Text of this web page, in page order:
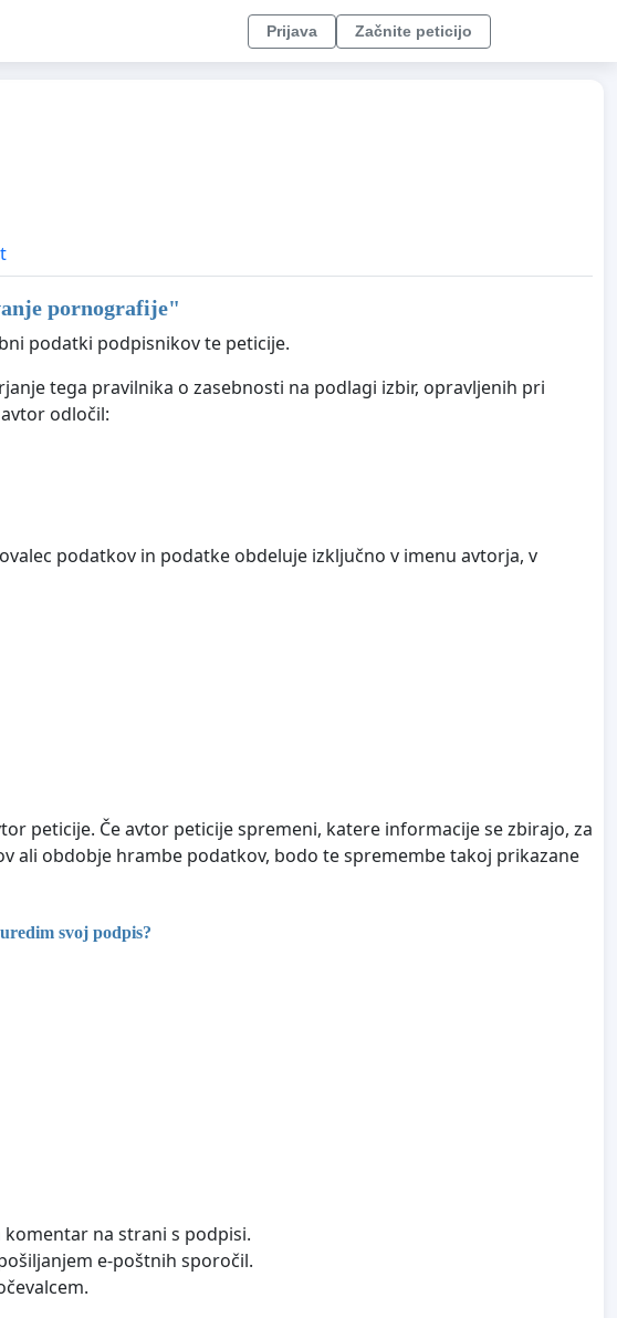
Prijava Začnite peticijo
pornografije"
podatki podpisnikov te peticije.
tega pravilnika o zasebnosti na podlagi izbir, opravljenih pri
odločil:
podatkov in podatke obdeluje izključno v imenu avtorja, v
peticije. Če avtor peticije spremeni, katere informacije se zbirajo, za
ali obdobje hrambe podatkov, bodo te spremembe takoj prikazane
svoj podpis?
na strani s podpisi.
e-poštnih sporočil.